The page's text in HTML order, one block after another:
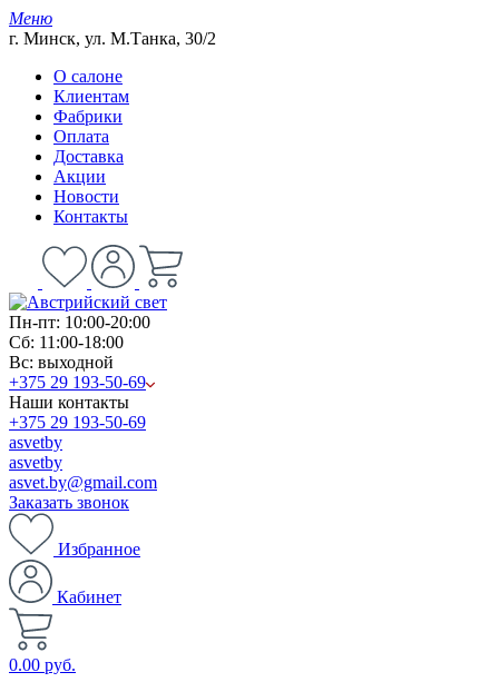
Меню
г. Минск, ул. М.Танка, 30/2
О салоне
Клиентам
Фабрики
Оплата
Доставка
Акции
Новости
Контакты
Пн-пт: 10:00-20:00
Сб: 11:00-18:00
Вс: выходной
+375 29 193-50-69
Наши контакты
+375 29 193-50-69
asvetby
asvetby
asvet.by@gmail.com
Заказать звонок
Избранное
Кабинет
0.00 руб.